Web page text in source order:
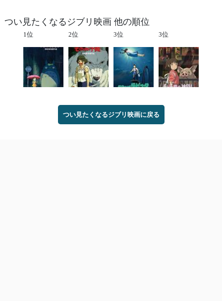
つい見たくなるジブリ映画 他の順位
1位 2位 3位 3位
つい見たくなるジブリ映画に戻る